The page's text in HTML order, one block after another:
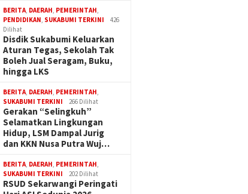
BERITA, DAERAH, PEMERINTAH,
PENDIDIKAN, SUKABUMI TERKINI
426
Dilihat
Disdik Sukabumi Keluarkan
Aturan Tegas, Sekolah Tak
Boleh Jual Seragam, Buku,
hingga LKS
BERITA, DAERAH, PEMERINTAH,
SUKABUMI TERKINI
266 Dilihat
Gerakan “Selingkuh”
Selamatkan Lingkungan
Hidup, LSM Dampal Jurig
dan KKN Nusa Putra Wuj…
BERITA, DAERAH, PEMERINTAH,
SUKABUMI TERKINI
202 Dilihat
RSUD Sekarwangi Peringati